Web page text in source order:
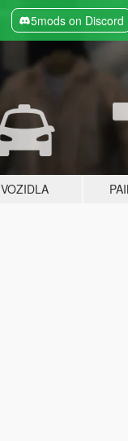
5mods on Discord
VOZIDLA